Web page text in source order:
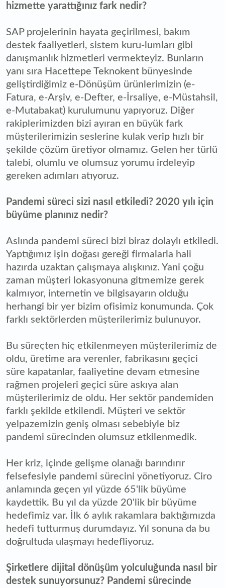
hizmette yarattığınız fark nedir?
SAP projelerinin hayata geçirilmesi, bakım
destek faaliyetleri, sistem kuru-lumları gibi
danışmanlık hizmetleri vermekteyiz. Bunların
yanı sıra Hacettepe Teknokent bünyesinde
geliştirdiğimiz e-Dönüşüm ürünlerimizin (e-
Fatura, e-Arşiv, e-Defter, e-İrsaliye, e-Müstahsil,
e-Mutabakat) kurulumunu yapıyoruz. Diğer
rakiplerimizden bizi ayıran en büyük fark
müşterilerimizin seslerine kulak verip hızlı bir
şekilde çözüm üretiyor olmamız. Gelen her türlü
talebi, olumlu ve olumsuz yorumu irdeleyip
gereken adımları atıyoruz.
Pandemi süreci sizi nasıl etkiledi? 2020 yılı için
büyüme planınız nedir?
Aslında pandemi süreci bizi biraz dolaylı etkiledi.
Yaptığımız işin doğası gereği firmalarla hali
hazırda uzaktan çalışmaya alışkınız. Yani çoğu
zaman müşteri lokasyonuna gitmemize gerek
kalmıyor, internetin ve bilgisayarın olduğu
herhangi bir yer bizim ofisimiz konumunda. Çok
farklı sektörlerden müşterilerimiz bulunuyor.
Bu süreçten hiç etkilenmeyen müşterilerimiz de
oldu, üretime ara verenler, fabrikasını geçici
süre kapatanlar, faaliyetine devam etmesine
rağmen projeleri geçici süre askıya alan
müşterilerimiz de oldu. Her sektör pandemiden
farklı şekilde etkilendi. Müşteri ve sektör
yelpazemizin geniş olması sebebiyle biz
pandemi sürecinden olumsuz etkilenmedik.
Her kriz, içinde gelişme olanağı barındırır
felsefesiyle pandemi sürecini yönetiyoruz. Ciro
anlamında geçen yıl yüzde 65'lik büyüme
kaydettik. Bu yıl da yüzde 20'lik bir büyüme
hedefimiz var. İlk 6 aylık rakamlara baktığımızda
hedefi tutturmuş durumdayız. Yıl sonuna da bu
doğrultuda ulaşmayı hedefliyoruz.
Şirketlere dijital dönüşüm yolculuğunda nasıl bir
destek sunuyorsunuz? Pandemi sürecinde